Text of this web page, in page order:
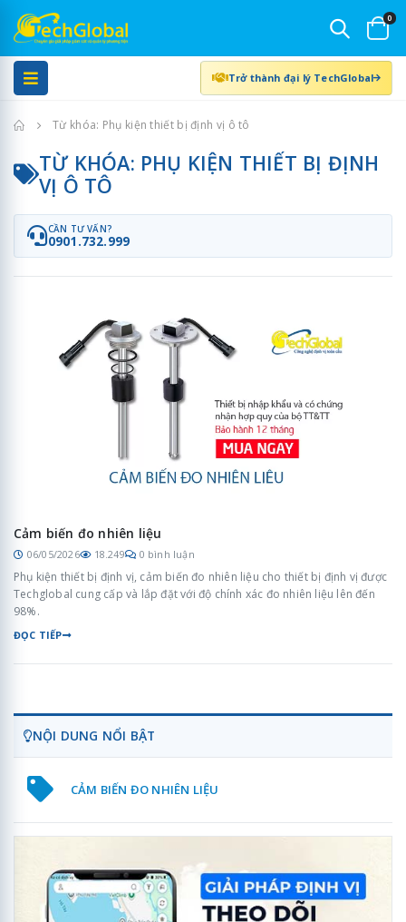
0
Trở thành đại lý TechGlobal
Trang chủTừ khóa: Phụ kiện thiết bị định vị ô tô
TỪ KHÓA: PHỤ KIỆN THIẾT BỊ ĐỊNH
VỊ Ô TÔ
CẦN TƯ VẤN?
0901.732.999
Cảm biến đo nhiên liệu
06/05/2026 18.249 0 bình luận
Phụ kiện thiết bị định vị, cảm biến đo nhiên liệu cho thiết bị định vị được
Techglobal cung cấp và lắp đặt với độ chính xác đo nhiên liệu lên đến
98%.
ĐỌC TIẾP
NỘI DUNG NỔI BẬT
CẢM BIẾN ĐO NHIÊN LIỆU